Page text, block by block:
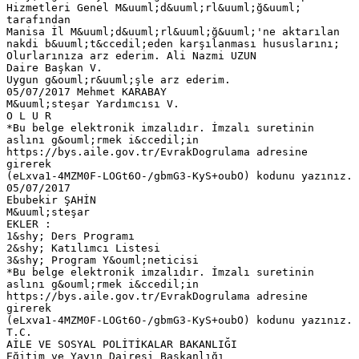
Hizmetleri Genel M&uuml;d&uuml;rl&uuml;ğ&uuml;
tarafından
Manisa İl M&uuml;d&uuml;rl&uuml;ğ&uuml;'ne aktarılan
nakdi b&uuml;t&ccedil;eden karşılanması hususlarını;
Olurlarınıza arz ederim. Ali Nazmi UZUN
Daire Başkan V.
Uygun g&ouml;r&uuml;şle arz ederim.
05/07/2017 Mehmet KARABAY
M&uuml;steşar Yardımcısı V.
O L U R
*Bu belge elektronik imzalıdır. İmzalı suretinin
aslını g&ouml;rmek i&ccedil;in
https://bys.aile.gov.tr/EvrakDogrulama adresine
girerek
(eLxva1-4MZM0F-LOGt6O-/gbmG3-KyS+oubO) kodunu yazınız.
05/07/2017
Ebubekir ŞAHİN
M&uuml;steşar
EKLER :
1&shy; Ders Programı
2&shy; Katılımcı Listesi
3&shy; Program Y&ouml;neticisi
*Bu belge elektronik imzalıdır. İmzalı suretinin
aslını g&ouml;rmek i&ccedil;in
https://bys.aile.gov.tr/EvrakDogrulama adresine
girerek
(eLxva1-4MZM0F-LOGt6O-/gbmG3-KyS+oubO) kodunu yazınız.
T.C.
AİLE VE SOSYAL POLİTİKALAR BAKANLIĞI
Eğitim ve Yayın Dairesi Başkanlığı